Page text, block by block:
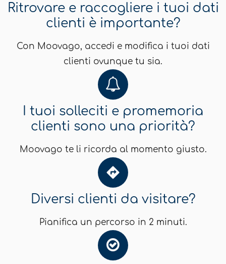
Ritrovare e raccogliere i tuoi dati
clienti è importante?
Con Moovago, accedi e modifica i tuoi dati
clienti ovunque tu sia.
I tuoi solleciti e promemoria
clienti sono una priorità?
Moovago te li ricorda al momento giusto.
Diversi clienti da visitare?
Pianifica un percorso in 2 minuti.